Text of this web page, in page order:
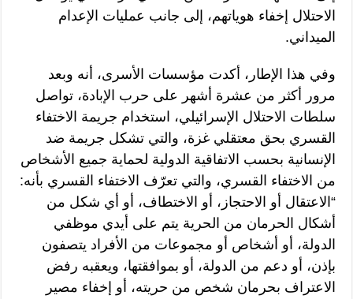
الاحتلال إخفاء هوياتهم، إلى جانب عمليات الإعدام
الميداني.
وفي هذا الإطار، أكدت مؤسسات الأسرى، أنه وبعد
مرور أكثر من عشرة أشهر على حرب الإبادة، تواصل
سلطات الاحتلال الإسرائيلي، استخدام جريمة الاختفاء
القسري بحق معتقلي غزة، والتي تشكل جريمة ضد
الإنسانية بحسب الاتفاقية الدولية لحماية جميع الأشخاص
من الاختفاء القسري، والتي تعرّف الاختفاء القسري بأنه:
“الاعتقال أو الاحتجاز، أو الاختطاف، أو أي شكل من
أشكال الحرمان من الحرية يتم على أيدي موظفي
الدولة، أو أشخاص أو مجموعات من الأفراد يتصفون
بإذن، أو دعم من الدولة، أو بموافقتها، ويعقبه رفض
الاعتراف بحرمان شخص من حريته، أو إخفاء مصير